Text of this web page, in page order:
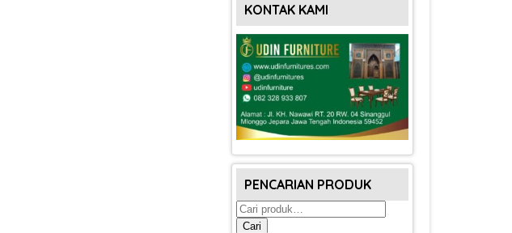
KONTAK KAMI
PENCARIAN PRODUK
Pencarian
untuk:
Cari